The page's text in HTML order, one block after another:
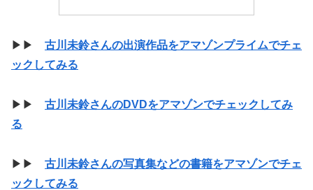
▶▶ 古川未鈴さんの出演作品をアマゾンプライムでチェ
ックしてみる
▶▶ 古川未鈴さんのDVDをアマゾンでチェックしてみ
る
▶▶ 古川未鈴さんの写真集などの書籍をアマゾンでチェ
ックしてみる